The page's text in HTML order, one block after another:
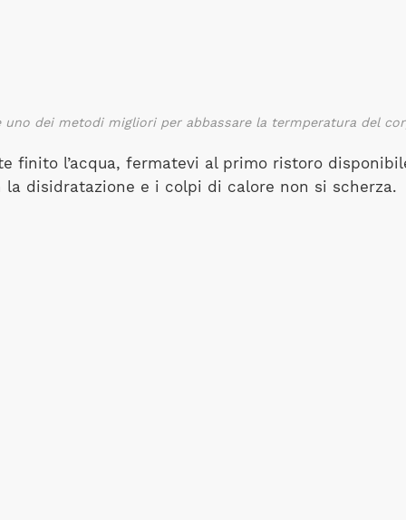
dei metodi migliori per abbassare la termperatura del
finito l’acqua, fermatevi al primo ristoro
disidratazione e i colpi di calore non si scherza.